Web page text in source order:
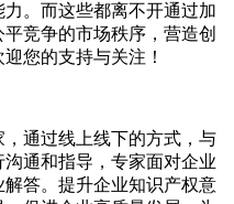
。而这些都离不开通过加
竞争的市场秩序，营造创
您的支持与关注！
通过线上线下的方式，与
通和指导，专家面对企业
答。提升企业知识产权意